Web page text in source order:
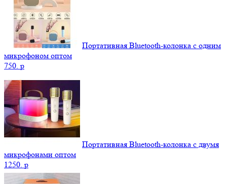
Портативная Bluetooth-колонка c одним
микрофоном оптом
750. p
Портативная Bluetooth-колонка c двумя
микрофонами оптом
1250. p